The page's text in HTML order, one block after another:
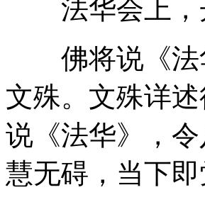
法华会上，
佛将说《法
文殊。文殊详
说《法华》，
慧无碍，当下即